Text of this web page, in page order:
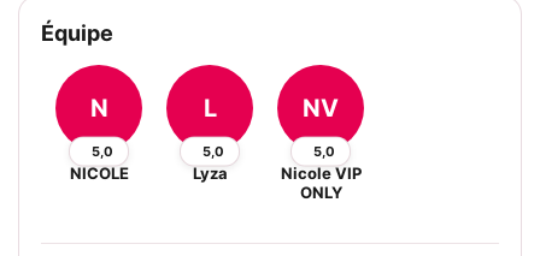
Équipe
N
5,0
NICOLE
L
5,0
Lyza
NV
5,0
Nicole VIP
ONLY